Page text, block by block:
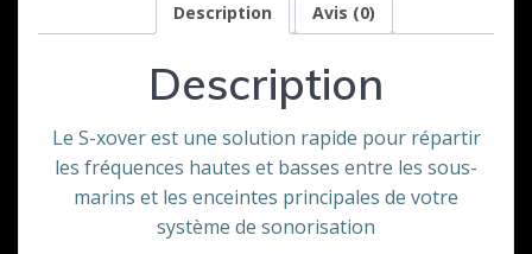
Description Avis (0)
Description
Le S-xover est une solution rapide pour répartir
les fréquences hautes et basses entre les sous-
marins et les enceintes principales de votre
système de sonorisation